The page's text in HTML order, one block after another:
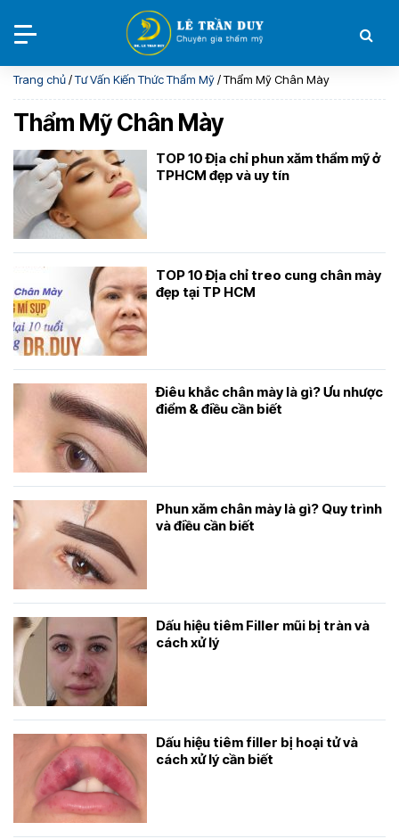
Trang chủ/Tư Vấn Kiến Thức Thẩm Mỹ/Thẩm Mỹ Chân Mày
Thẩm Mỹ Chân Mày
TOP 10 Địa chỉ phun xăm thẩm mỹ ở
TPHCM đẹp và uy tín
TOP 10 Địa chỉ treo cung chân mày
đẹp tại TP HCM
Điêu khắc chân mày là gì? Ưu nhược
điểm & điều cần biết
Phun xăm chân mày là gì? Quy trình
và điều cần biết
Dấu hiệu tiêm Filler mũi bị tràn và
cách xử lý
Dấu hiệu tiêm filler bị hoại tử và
cách xử lý cần biết